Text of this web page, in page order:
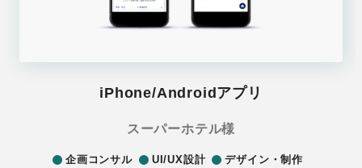
iPhone/Androidアプリ
スーパーホテル様
企画コンサル UI/UX設計
デザイン・制作